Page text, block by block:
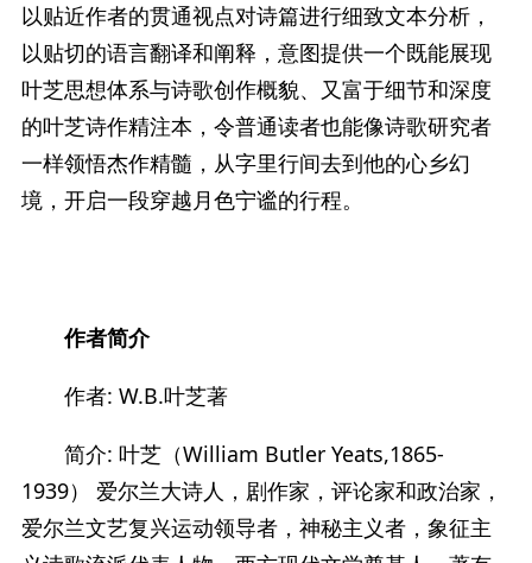
以贴近作者的贯通视点对诗篇进行细致文本分析，
以贴切的语言翻译和阐释，意图提供一个既能展现
叶芝思想体系与诗歌创作概貌、又富于细节和深度
的叶芝诗作精注本，令普通读者也能像诗歌研究者
一样领悟杰作精髓，从字里行间去到他的心乡幻
境，开启一段穿越月色宁谧的行程。
作者简介
作者: W.B.叶芝著
简介: 叶芝（William Butler Yeats,1865-
1939） 爱尔兰大诗人，剧作家，评论家和政治家，
爱尔兰文艺复兴运动领导者，神秘主义者，象征主